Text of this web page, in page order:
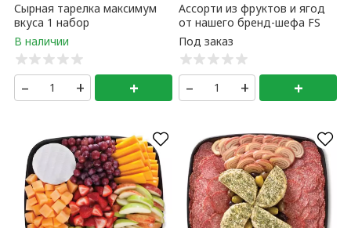
Сырная тарелка максимум
вкуса 1 набор
– + +
Ассорти из фруктов и ягод
от нашего бренд-шефа FS
(блюдо на 10-12 персон)
– + +